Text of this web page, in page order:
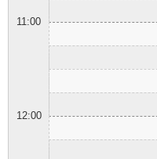
11:00
12:00